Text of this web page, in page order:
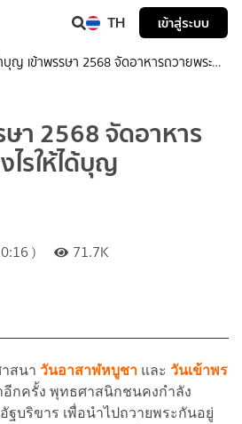
TH เข้าสู่ระบบ
บุญ เข้าพรรษา 2568 จัดอาหารถวายพระ
า 2568 จัดอาหาร
ไรให้ได้บุญ
)
71.7K
สนา วันอาสาฬหบูชา และ วันเข้าพร
อีกครั้ง พุทธศาสนิกชนคงกำลัง
ฐบริขาร เพื่อนำไปถวายพระกันอยู่